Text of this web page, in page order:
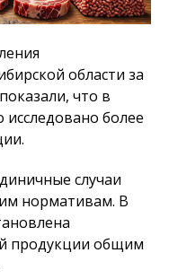
области за
что в
более
случаи
нормативам. В
продукции общим